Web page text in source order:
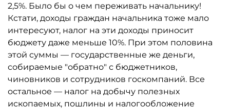
2,5%. Было бы о чем переживать начальнику!
Кстати, доходы граждан начальника тоже мало
интересуют, налог на эти доходы приносит
бюджету даже меньше 10%. При этом половина
этой суммы — государственные же деньги,
собираемые "обратно" с бюджетников,
чиновников и сотрудников госкомпаний. Все
остальное — налог на добычу полезных
ископаемых, пошлины и налогообложение